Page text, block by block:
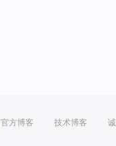
官方博客 技术博客